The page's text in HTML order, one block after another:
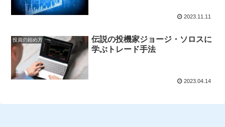
2023.11.11
投資の始め方
伝説の投機家ジョージ・ソロスに
学ぶトレード手法
2023.04.14